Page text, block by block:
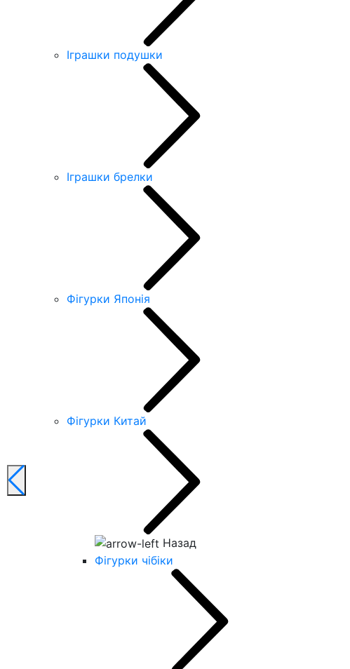
Іграшки подушки
Іграшки брелки
Фігурки Японія
Фігурки Китай
Назад
Фігурки чібіки